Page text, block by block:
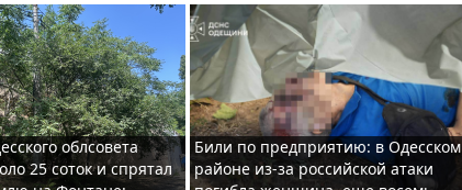
облсовета
25 соток и спрятал
Били по предприятию: в Одесском
районе из-за российской атаки